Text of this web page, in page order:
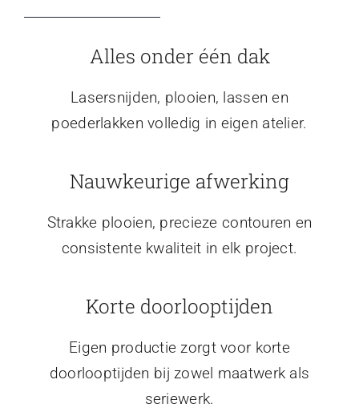
Alles onder één dak
Lasersnijden, plooien, lassen en
poederlakken volledig in eigen atelier.
Nauwkeurige afwerking
Strakke plooien, precieze contouren en
consistente kwaliteit in elk project.
Korte doorlooptijden
Eigen productie zorgt voor korte
doorlooptijden bij zowel maatwerk als
seriewerk.